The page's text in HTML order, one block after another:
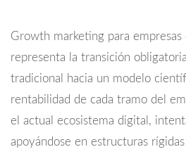
Growth marketing para empresas
representa la transición
tradicional hacia un modelo
rentabilidad de cada tramo del
el actual ecosistema digital,
apoyándose en estructuras